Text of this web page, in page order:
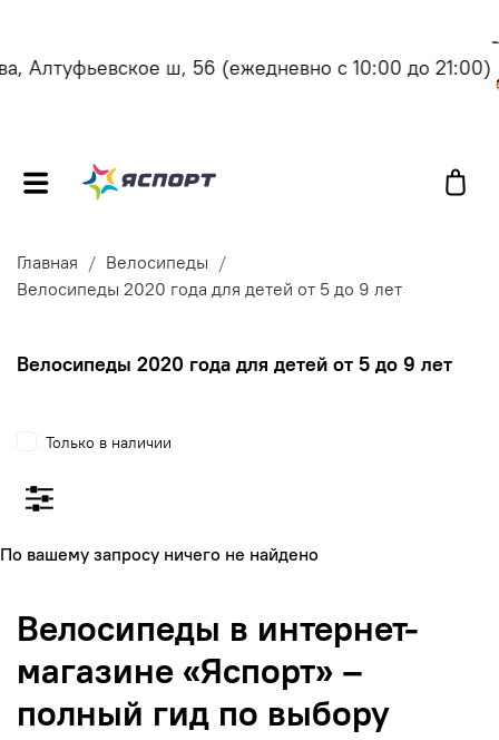
Алтуфьевское ш, 56(ежедневно с 10:00 до 21:00)
Главная
Велосипеды
Велосипеды 2020 года для детей от 5 до 9 лет
Велосипеды 2020 года для детей от 5 до 9 лет
По вашему запросу ничего не найдено
Велосипеды в интернет-
магазине «Яспорт» –
полный гид по выбору
Только в наличии